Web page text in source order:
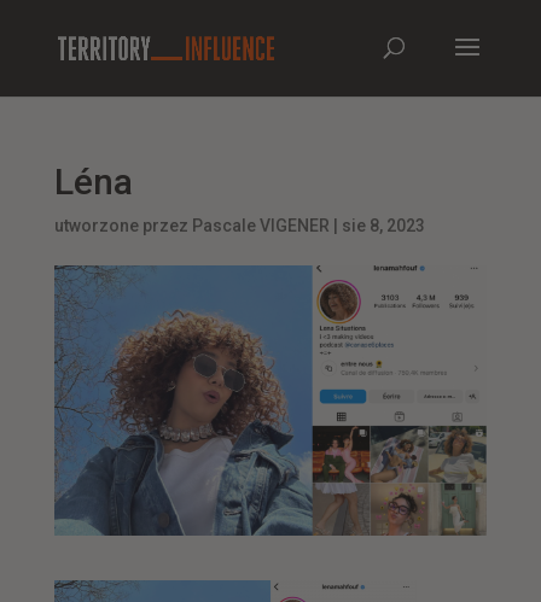
Léna
utworzone przez Pascale VIGENER sie 8, 2023